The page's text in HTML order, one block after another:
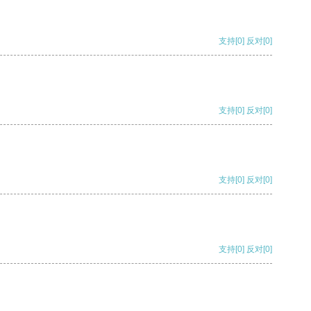
支持[0] 反对[0]
支持[0] 反对[0]
支持[0] 反对[0]
支持[0] 反对[0]